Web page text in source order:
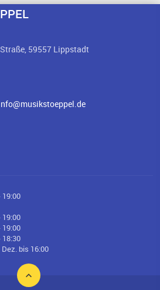
59557 Lippstadt
19:00
19:00
19:00
18:30
Dez. bis 16:00